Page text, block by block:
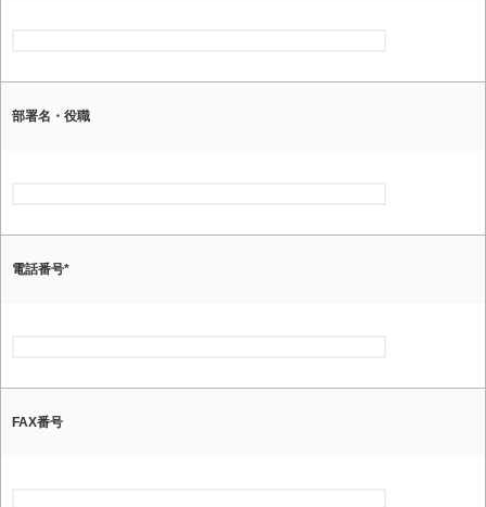
部署名・役職
電話番号*
FAX番号